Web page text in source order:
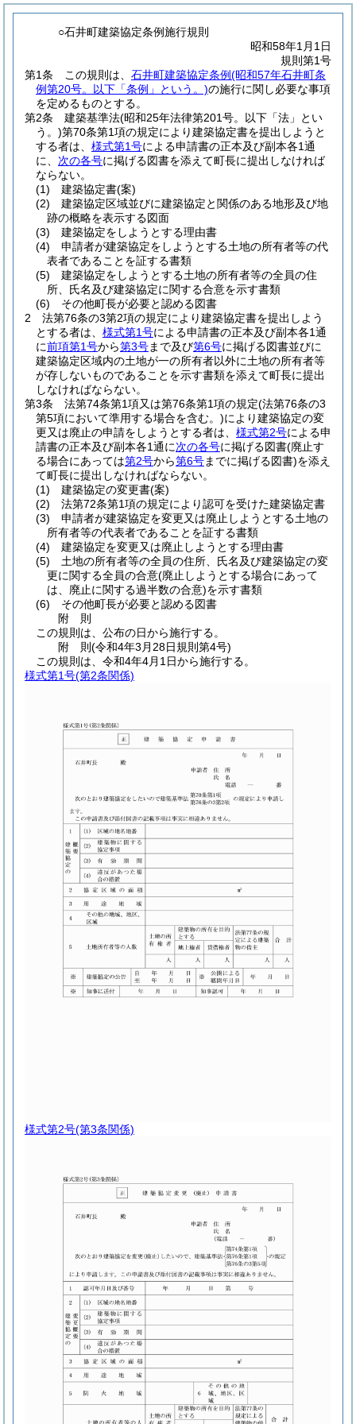
○石井町建築協定条例施行規則
昭和58年1月1日
規則第1号
第1条
この規則は、 石井町建築協定条例(昭和57年石井町条
例第20号。以下「条例」という。)の施行に関し必要な事項
を定めるものとする。
第2条
建築基準法(昭和25年法律第201号。以下「法」とい
う。)第70条第1項の規定により建築協定書を提出しようと
する者は、 様式第1号による申請書の正本及び副本各1通
に、 次の各号に掲げる図書を添えて町長に提出しなければ
ならない。
(1)
建築協定書(案)
(2)
建築協定区域並びに建築協定と関係のある地形及び地
跡の概略を表示する図面
(3)
建築協定をしようとする理由書
(4)
申請者が建築協定をしようとする土地の所有者等の代
表者であることを証する書類
(5)
建築協定をしようとする土地の所有者等の全員の住
所、氏名及び建築協定に関する合意を示す書類
(6)
その他町長が必要と認める図書
2
法第76条の3第2項の規定により建築協定書を提出しよう
とする者は、 様式第1号による申請書の正本及び副本各1通
に前項第1号から第3号まで及び第6号に掲げる図書並びに
建築協定区域内の土地が一の所有者以外に土地の所有者等
が存しないものであることを示す書類を添えて町長に提出
しなければならない。
第3条
法第74条第1項又は第76条第1項の規定(法第76条の3
第5項において準用する場合を含む。)により建築協定の変
更又は廃止の申請をしようとする者は、 様式第2号による申
請書の正本及び副本各1通に次の各号に掲げる図書(廃止す
る場合にあっては第2号から第6号までに掲げる図書)を添え
て町長に提出しなければならない。
(1)
建築協定の変更書(案)
(2)
法第72条第1項の規定により認可を受けた建築協定書
(3)
申請者が建築協定を変更又は廃止しようとする土地の
所有者等の代表者であることを証する書類
(4)
建築協定を変更又は廃止しようとする理由書
(5)
土地の所有者等の全員の住所、氏名及び建築協定の変
更に関する全員の合意(廃止しようとする場合にあって
は、廃止に関する過半数の合意)を示す書類
(6)
その他町長が必要と認める図書
附 則
この規則は、公布の日から施行する。
附 則(令和4年3月28日規則第4号)
この規則は、令和4年4月1日から施行する。
様式第1号(第2条関係)
様式第2号(第3条関係)